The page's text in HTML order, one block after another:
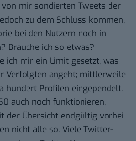
von mir sondierten Tweets der
zu dem Schluss kommen,
bei den Nutzern noch in
Brauche ich so etwas?
ich mir ein Limit gesetzt, was
Verfolgten angeht; mittlerweile
hundert Profilen eingependelt.
auch noch funktionieren,
der Übersicht endgültig vorbei.
nicht alle so. Viele Twitter-